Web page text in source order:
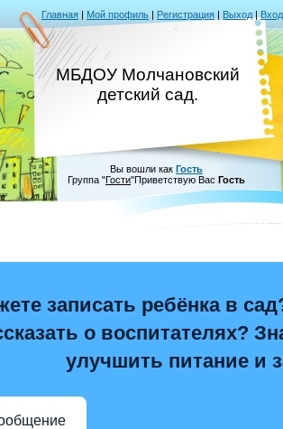
Главная | Мой профиль | Регистрация | Выход | Вход
МБДОУ Молчановский
детский сад.
Вы вошли как Гость
Группа "Гости"Приветствую Вас Гость
записать ребёнка в
о воспитателях?
улучшить питание и